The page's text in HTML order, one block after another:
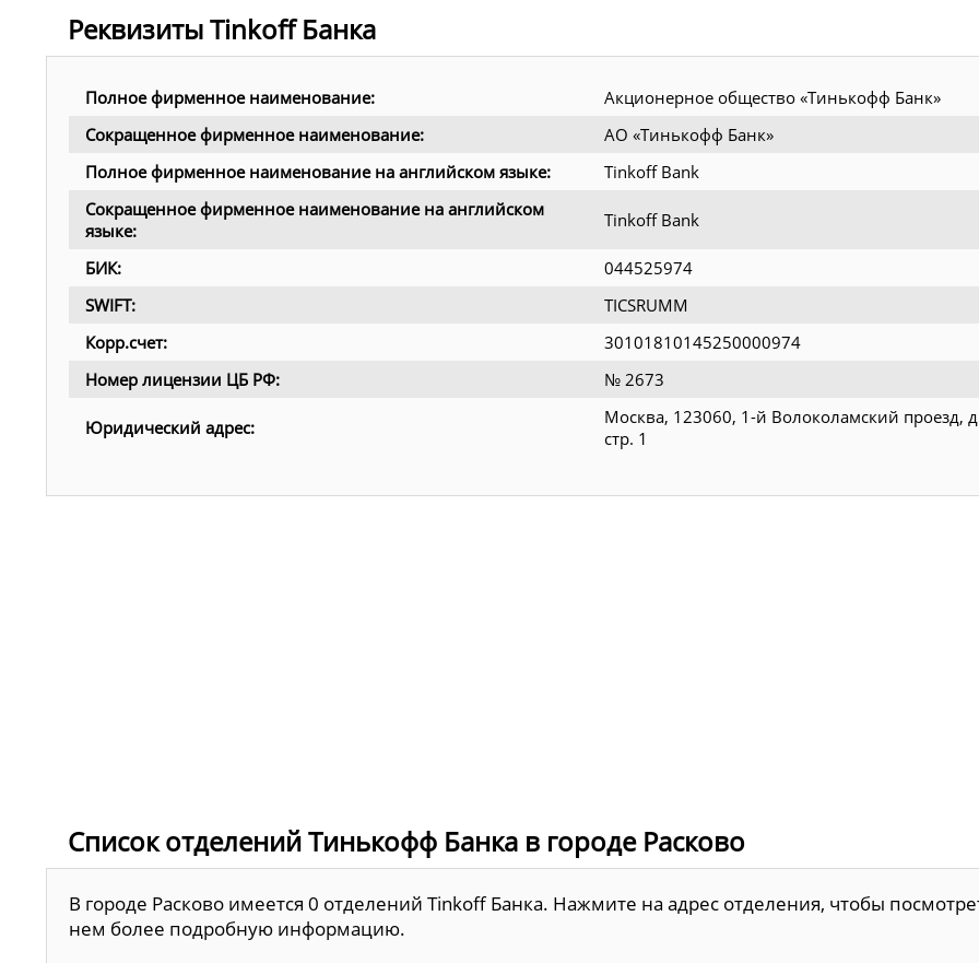
Реквизиты Tinkoff Банка
Полное фирменное наименование:
Акционерное общество «Тинькофф Банк»
Сокращенное фирменное наименование:
АО «Тинькофф Банк»
Полное фирменное наименование на английском языке:
Tinkoff Bank
Сокращенное фирменное наименование на английском
языке:
Tinkoff Bank
БИК:
044525974
SWIFT:
TICSRUMM
Корр.счет:
30101810145250000974
Номер лицензии ЦБ РФ:
№ 2673
Юридический адрес:
Москва, 123060, 1-й Волоколамский проезд,
стр. 1
Список отделений Тинькофф Банка в городе Расково
В городе Расково имеется 0 отделений Tinkoff Банка. Нажмите на адрес отделения, чтобы
нем более подробную информацию.